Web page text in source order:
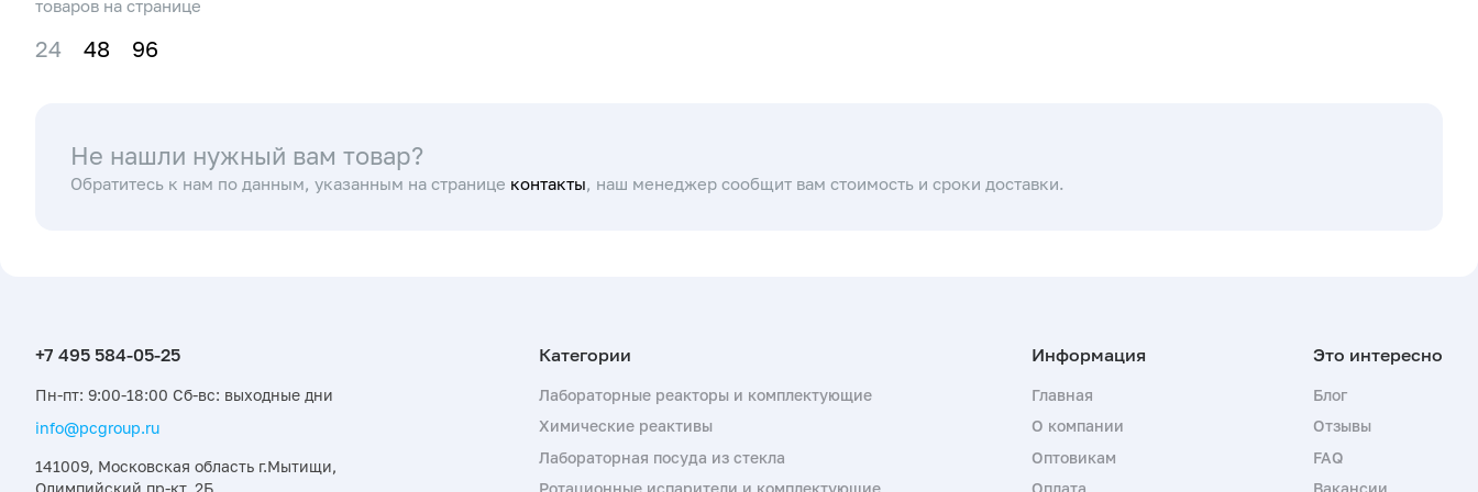
товаров на странице
24 48 96
Не нашли нужный вам товар?
Обратитесь к нам по данным, указанным на странице контакты, наш менеджер сообщит вам стоимость и сроки доставки.
Пн-пт: 9:00-18:00 Сб-вс: выходные дни
info@pcgroup.ru
141009, Московская область г.Мытищи,
Олимпийский пр-кт, 2Б
Лабораторные реакторы и комплектующие
Химические реактивы
Лабораторная посуда из стекла
Главная
О компании
Оптовикам
Блог
Отзывы
FAQ